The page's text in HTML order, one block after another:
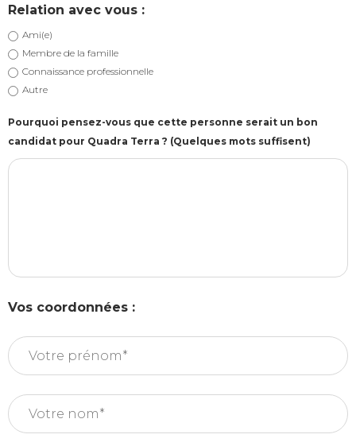
Relation avec vous :
Ami(e)
Membre de la famille
Connaissance professionnelle
Autre
Pourquoi pensez-vous que cette personne serait un bon
candidat pour Quadra Terra ? (Quelques mots suffisent)
Vos coordonnées :